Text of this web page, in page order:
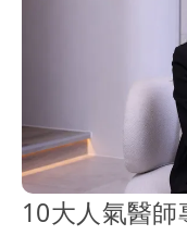
10大人氣醫